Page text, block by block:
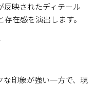
反映されたディテール
在感を演出します。
な印象が強い一方で、現